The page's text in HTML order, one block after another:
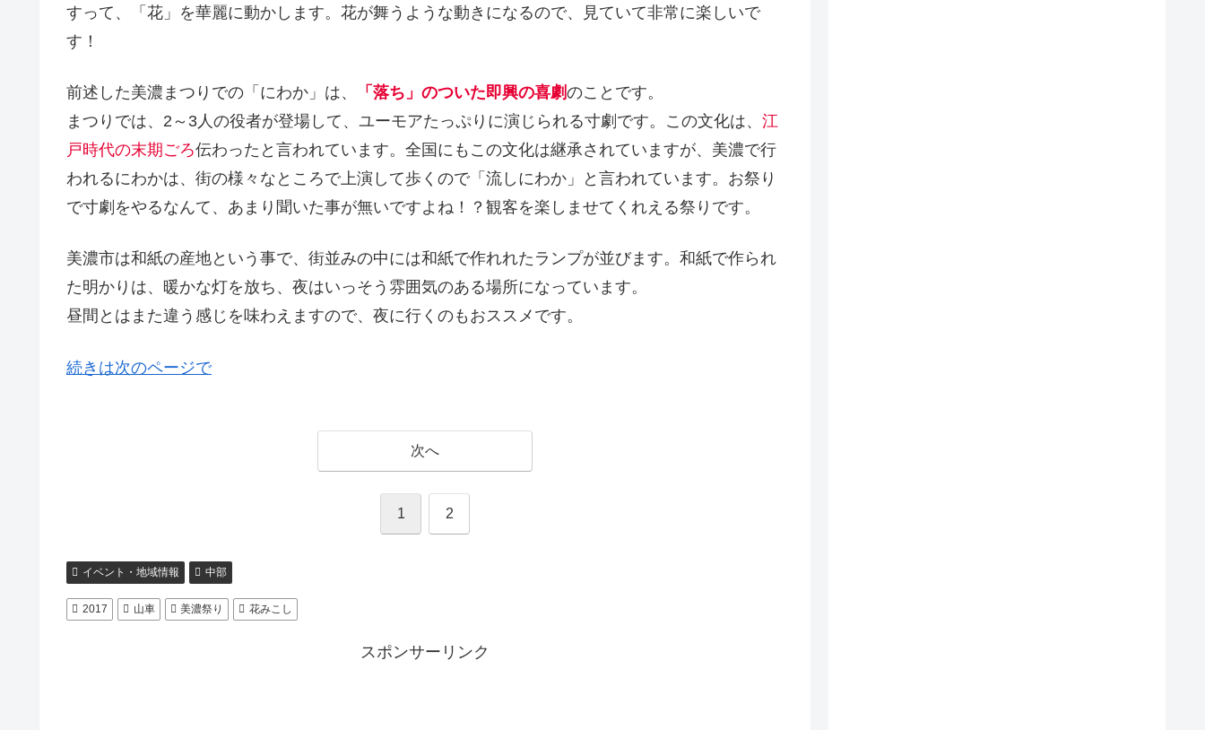
すって、「花」を華麗に動かします。花が舞うような動きになるので、見ていて非常に楽しいで
す！
前述した美濃まつりでの「にわか」は、 「落ち」のついた即興の喜劇のことです。
まつりでは、2～3人の役者が登場して、ユーモアたっぷりに演じられる寸劇です。この文化は、 江
戸時代の末期ごろ伝わったと言われています。全国にもこの文化は継承されていますが、美濃で行
われるにわかは、街の様々なところで上演して歩くので「流しにわか」と言われています。お祭り
で寸劇をやるなんて、あまり聞いた事が無いですよね！？観客を楽しませてくれえる祭りです。
美濃市は和紙の産地という事で、街並みの中には和紙で作れれたランプが並びます。和紙で作られ
た明かりは、暖かな灯を放ち、夜はいっそう雰囲気のある場所になっています。
昼間とはまた違う感じを味わえますので、夜に行くのもおススメです。
続きは次のページで
次へ
1 2
イベント・地域情報 中部
2017 山車 美濃祭り 花みこし
スポンサーリンク